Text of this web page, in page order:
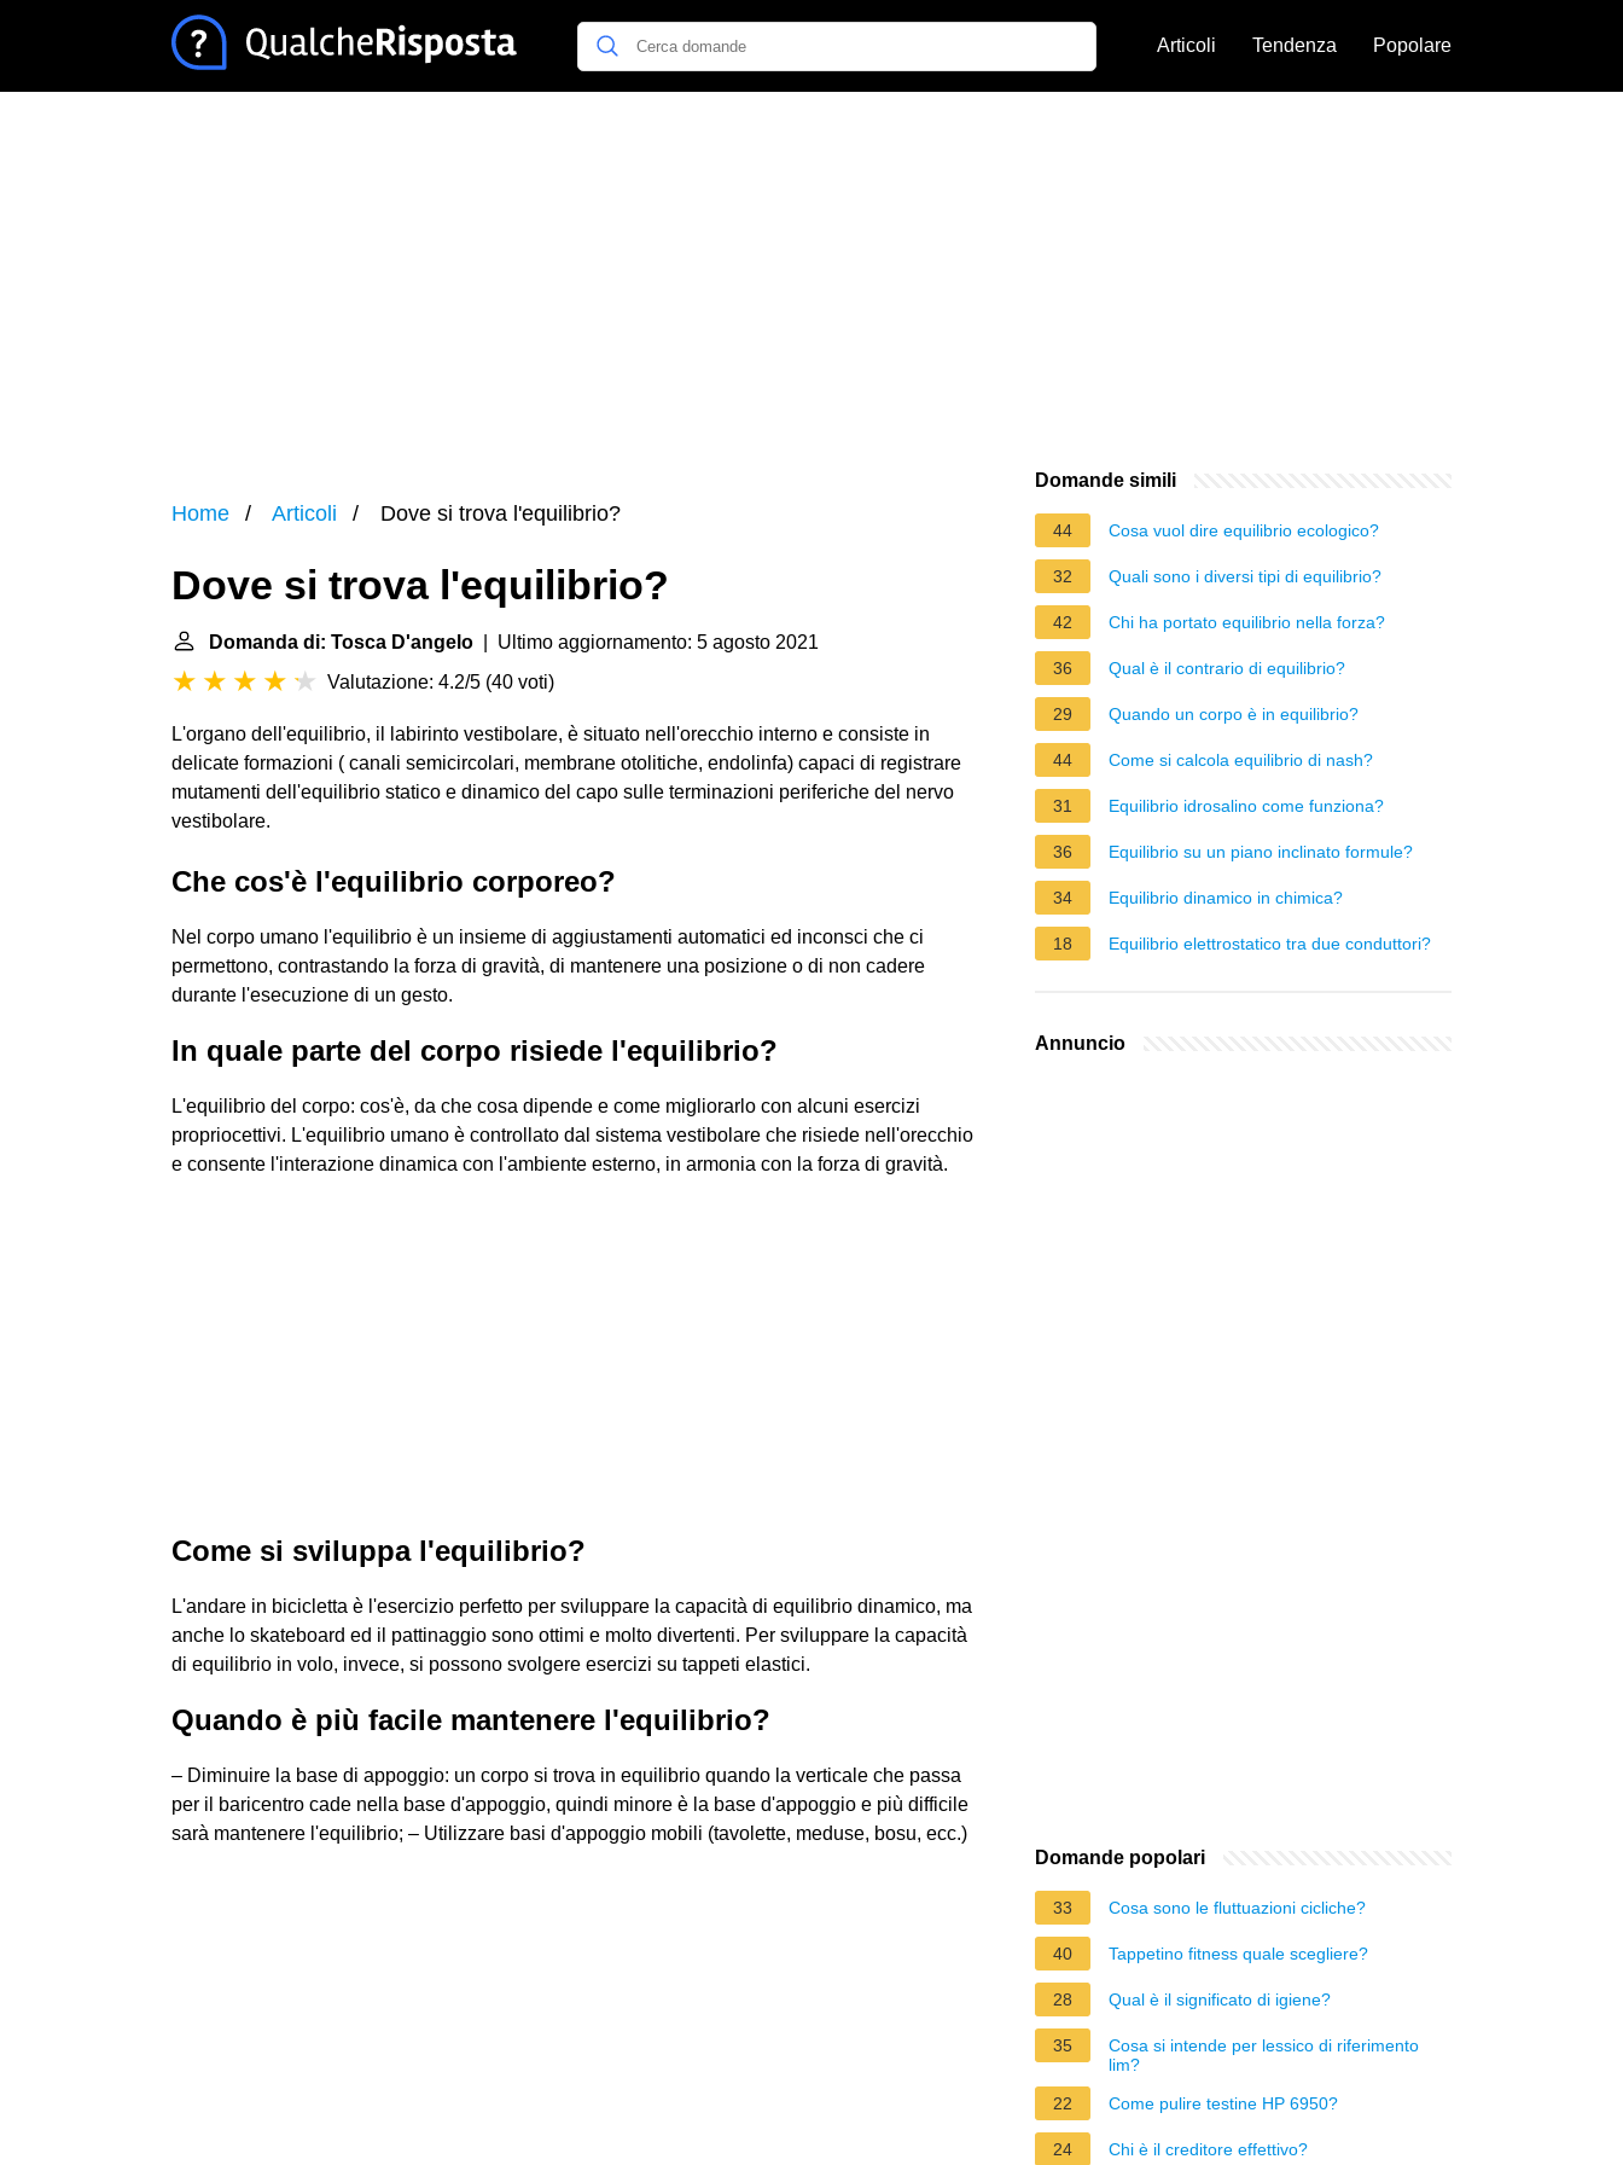
Articoli Tendenza Popolare
Home Articoli Dove si trova l'equilibrio?
Dove si trova l'equilibrio?
Domanda di: Tosca D'angelo | Ultimo aggiornamento: 5 agosto 2021
Valutazione: 4.2/5 (40 voti)
L'organo dell'equilibrio, il labirinto vestibolare, è situato nell'orecchio interno e consiste in
delicate formazioni ( canali semicircolari, membrane otolitiche, endolinfa) capaci di registrare
mutamenti dell'equilibrio statico e dinamico del capo sulle terminazioni periferiche del nervo
vestibolare.
Che cos'è l'equilibrio corporeo?
Nel corpo umano l'equilibrio è un insieme di aggiustamenti automatici ed inconsci che ci
permettono, contrastando la forza di gravità, di mantenere una posizione o di non cadere
durante l'esecuzione di un gesto.
In quale parte del corpo risiede l'equilibrio?
L'equilibrio del corpo: cos'è, da che cosa dipende e come migliorarlo con alcuni esercizi
propriocettivi. L'equilibrio umano è controllato dal sistema vestibolare che risiede nell'orecchio
e consente l'interazione dinamica con l'ambiente esterno, in armonia con la forza di gravità.
Come si sviluppa l'equilibrio?
L'andare in bicicletta è l'esercizio perfetto per sviluppare la capacità di equilibrio dinamico, ma
anche lo skateboard ed il pattinaggio sono ottimi e molto divertenti. Per sviluppare la capacità
di equilibrio in volo, invece, si possono svolgere esercizi su tappeti elastici.
Quando è più facile mantenere l'equilibrio?
– Diminuire la base di appoggio: un corpo si trova in equilibrio quando la verticale che passa
per il baricentro cade nella base d'appoggio, quindi minore è la base d'appoggio e più difficile
sarà mantenere l'equilibrio; – Utilizzare basi d'appoggio mobili (tavolette, meduse, bosu, ecc.)
Domande simili
44 Cosa vuol dire equilibrio ecologico?
32 Quali sono i diversi tipi di equilibrio?
42 Chi ha portato equilibrio nella forza?
36 Qual è il contrario di equilibrio?
29 Quando un corpo è in equilibrio?
44 Come si calcola equilibrio di nash?
31 Equilibrio idrosalino come funziona?
36 Equilibrio su un piano inclinato formule?
34 Equilibrio dinamico in chimica?
18 Equilibrio elettrostatico tra due conduttori?
Annuncio
Domande popolari
33 Cosa sono le fluttuazioni cicliche?
40 Tappetino fitness quale scegliere?
28 Qual è il significato di igiene?
35
Cosa si intende per lessico di riferimento
lim?
22
Come pulire testine HP 6950?
24 Chi è il creditore effettivo?